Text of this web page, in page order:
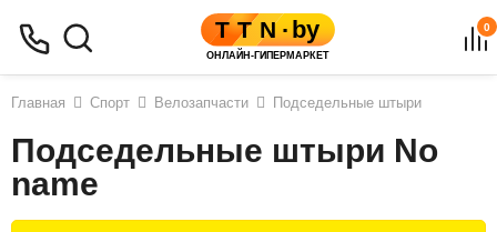
0
Главная Спорт Велозапчасти Подседельные штыри
Подседельные штыри No
name